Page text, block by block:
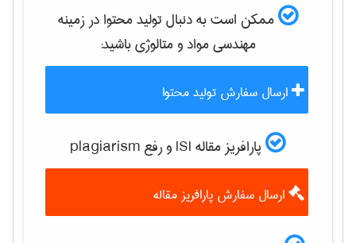
ممکن است به دنبال تولید محتوا در زمینه
مهندسی مواد و متالوژیباشید:
ارسال سفارش تولید محتوا
پارافریز مقاله ISI و رفع plagiarism
ارسال سفارش پارافریز مقاله